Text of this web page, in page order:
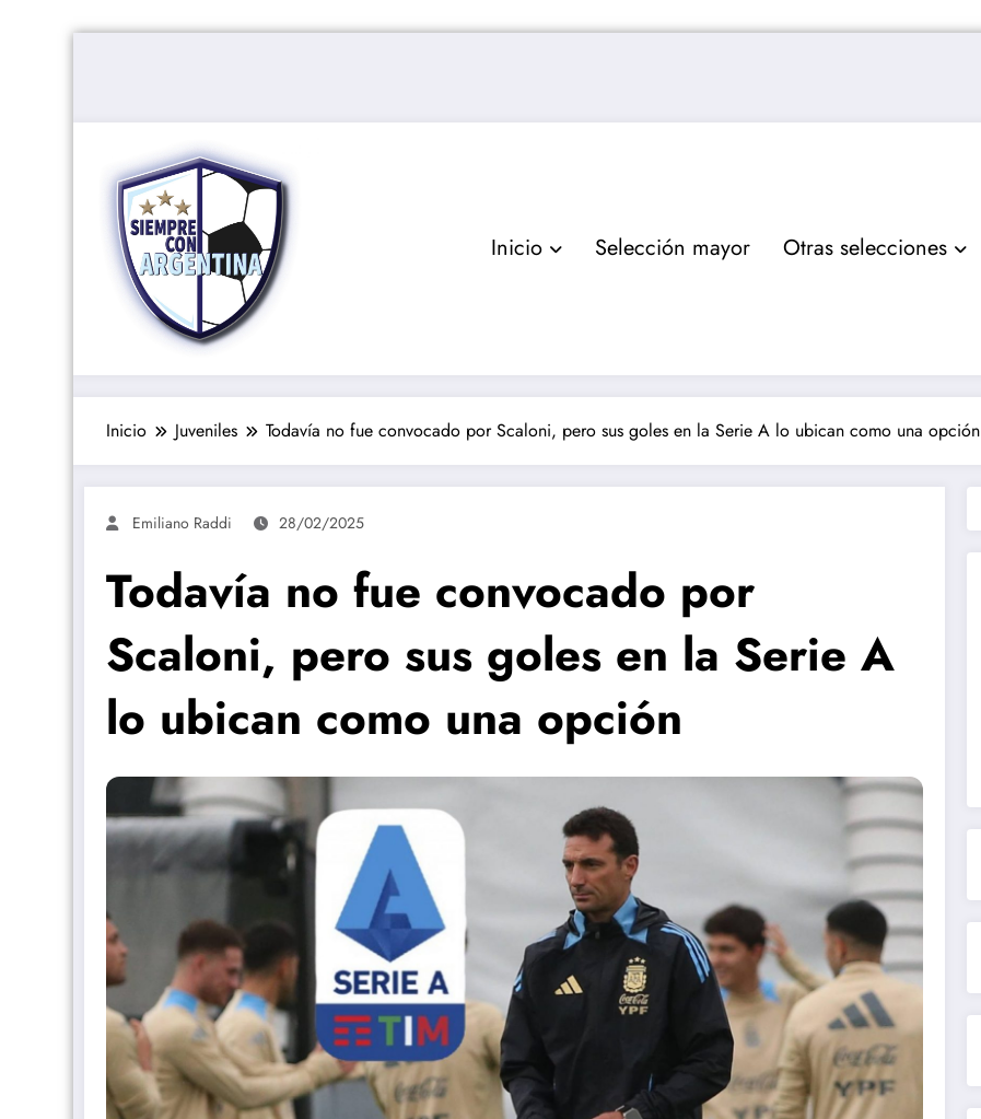
Inicio Selección mayor Otras selecciones
Inicio Juveniles Todavía no fue convocado por Scaloni, pero sus goles en la Serie A lo ubican como una opción
Emiliano Raddi 28/02/2025
Todavía no fue convocado por
Scaloni, pero sus goles en la Serie A
lo ubican como una opción